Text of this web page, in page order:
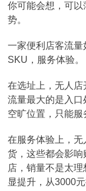
你可能会想，可
势。
一家便利店客流
SKU，服务体验。
在选址上，无人
流量最大的是入
空旷位置，只能服
在服务体验上，
货，这些都会影响
店，销量不是太
显提升，从3000